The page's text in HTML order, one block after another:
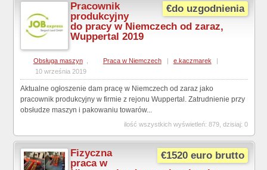
€do uzgodnienia
Pracownik
produkcyjny
do pracy w Niemczech od zaraz,
Wuppertal 2019
Obsługa maszyn Praca w Niemczech | e.kaczmarek
|
10 września 2019
Aktualne ogłoszenie dam pracę w Niemczech od zaraz jako
pracownik produkcyjny w firmie z rejonu Wuppertal. Zatrudnienie przy
obsłudze maszyn i pakowaniu towarów...
ilość wszystkich wyświetleń: 879, dzisiaj: 0
€1520 euro brutto
Fizyczna
praca w